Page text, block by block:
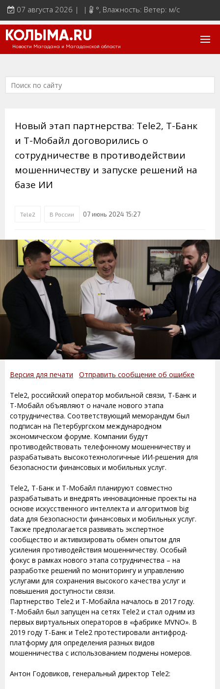
07 августа 2026 | | °, Влажность: Ветер: м/с
КОЛЫМА.RU
Новости Магадана и Магаданской области
Новый этап партнерства: Tele2, Т-Банк
и Т-Мобайл договорились о
сотрудничестве в противодействии
мошенничеству и запуске решений на
базе ИИ
Tele2 В России 07 июнь 2024 15:27
Версия для печати Отправить сообщение об ошибке
Tele2, российский оператор мобильной связи, Т-Банк и
Т-Мобайл объявляют о начале нового этапа
сотрудничества. Соответствующий меморандум был
подписан на Петербургском международном
экономическом форуме. Компании будут
противодействовать телефонному мошенничеству и
разрабатывать высокотехнологичные ИИ-решения для
безопасности финансовых и мобильных услуг.
Tele2, Т-Банк и Т-Мобайл планируют совместно
разрабатывать и внедрять инновационные проекты на
основе искусственного интеллекта и алгоритмов big
data для безопасности финансовых и мобильных услуг.
Также предполагается развивать экспертное
сообщество и активизировать обмен опытом для
усиления противодействия мошенничеству. Особый
фокус в рамках нового этапа сотрудничества – на
разработке решений по мониторингу и управлению
услугами для сохранения высокого качества услуг и
повышения доступности связи.
Партнерство Tele2 и Т-Мобайла началось в 2017 году.
Т-Мобайл был запущен на сетях Tele2 и стал одним из
первых виртуальных операторов в «фабрике MVNO». В
2019 году Т-Банк и Tele2 протестировали антифрод-
платформу для определения разных видов
мошенничества с использованием подмены номеров.
Антон Годовиков, генеральный директор Tele2: